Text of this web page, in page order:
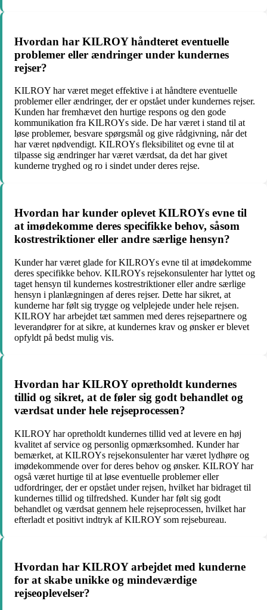
Hvordan har KILROY håndteret eventuelle
problemer eller ændringer under kundernes
rejser?
KILROY har været meget effektive i at håndtere eventuelle
problemer eller ændringer, der er opstået under kundernes rejser.
Kunden har fremhævet den hurtige respons og den gode
kommunikation fra KILROYs side. De har været i stand til at
løse problemer, besvare spørgsmål og give rådgivning, når det
har været nødvendigt. KILROYs fleksibilitet og evne til at
tilpasse sig ændringer har været værdsat, da det har givet
kunderne tryghed og ro i sindet under deres rejse.
Hvordan har kunder oplevet KILROYs evne til
at imødekomme deres specifikke behov, såsom
kostrestriktioner eller andre særlige hensyn?
Kunder har været glade for KILROYs evne til at imødekomme
deres specifikke behov. KILROYs rejsekonsulenter har lyttet og
taget hensyn til kundernes kostrestriktioner eller andre særlige
hensyn i planlægningen af deres rejser. Dette har sikret, at
kunderne har følt sig trygge og velplejede under hele rejsen.
KILROY har arbejdet tæt sammen med deres rejsepartnere og
leverandører for at sikre, at kundernes krav og ønsker er blevet
opfyldt på bedst mulig vis.
Hvordan har KILROY opretholdt kundernes
tillid og sikret, at de føler sig godt behandlet og
værdsat under hele rejseprocessen?
KILROY har opretholdt kundernes tillid ved at levere en høj
kvalitet af service og personlig opmærksomhed. Kunder har
bemærket, at KILROYs rejsekonsulenter har været lydhøre og
imødekommende over for deres behov og ønsker. KILROY har
også været hurtige til at løse eventuelle problemer eller
udfordringer, der er opstået under rejsen, hvilket har bidraget til
kundernes tillid og tilfredshed. Kunder har følt sig godt
behandlet og værdsat gennem hele rejseprocessen, hvilket har
efterladt et positivt indtryk af KILROY som rejsebureau.
Hvordan har KILROY arbejdet med kunderne
for at skabe unikke og mindeværdige
rejseoplevelser?